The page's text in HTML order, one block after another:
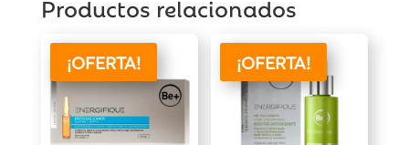
Productos relacionados
¡OFERTA! ¡OFERTA!